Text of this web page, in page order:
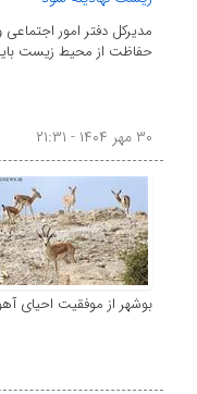
مدیرکل دفتر امور
حفاظت از محیط زیست
۳۰ مهر ۱۴۰۴ - ۲۱:۳۱
بوشهر از موفقیت احیای